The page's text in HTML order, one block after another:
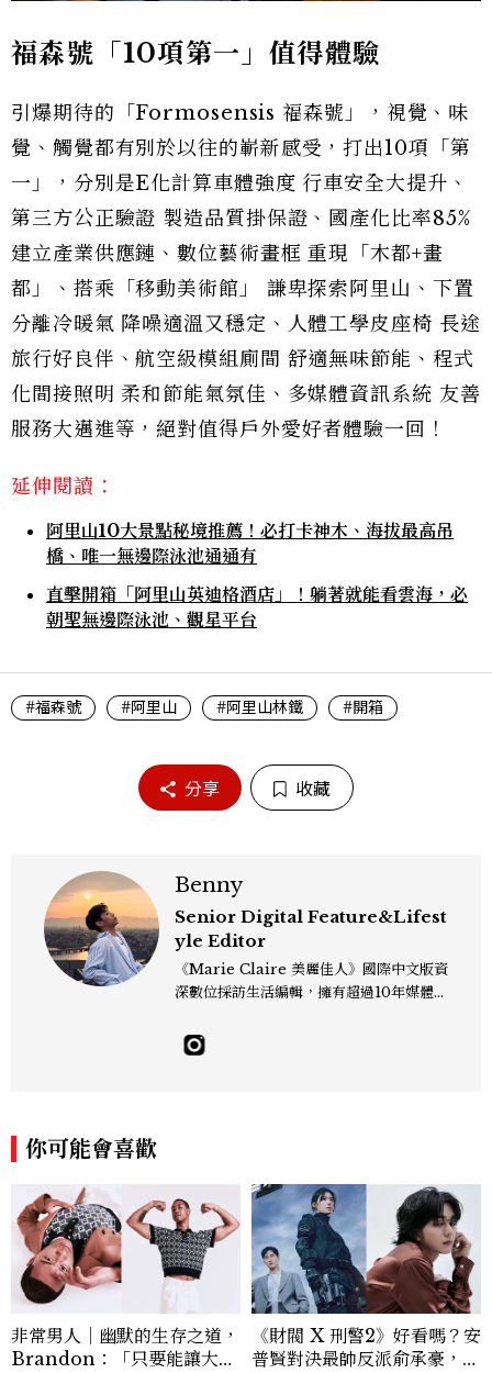
福森號「10項第一」值得體驗
引爆期待的「Formosensis 福森號」，視覺、味
覺、觸覺都有別於以往的嶄新感受，打出10項「第
一」，分別是E化計算車體強度 行車安全大提升、
第三方公正驗證 製造品質掛保證、國產化比率85%
建立產業供應鏈、數位藝術畫框 重現「木都+畫
都」、搭乘「移動美術館」 謙卑探索阿里山、下置
分離冷暖氣 降噪適溫又穩定、人體工學皮座椅 長途
旅行好良伴、航空級模組廁間 舒適無味節能、程式
化間接照明 柔和節能氣氛佳、多媒體資訊系統 友善
服務大邁進等，絕對值得戶外愛好者體驗一回！
延伸閱讀：
阿里山10大景點秘境推薦！必打卡神木、海拔最高吊
橋、唯一無邊際泳池通通有
直擊開箱「阿里山英迪格酒店」！躺著就能看雲海，必
朝聖無邊際泳池、觀星平台
#福森號 #阿里山 #阿里山林鐵 #開箱
分享 收藏
Benny
Senior Digital Feature&Lifest
yle Editor
《Marie Claire 美麗佳人》國際中文版資
深數位採訪生活編輯，擁有超過10年媒體與
飯店、奢華旅宿、旅遊景點、航空等領域，
另涉獵3C家電、居家生活範疇，具備實測
pella、Mandarin Oriental、JOAL
I、Raffles、Banyan Tree、IHG、Ma
rriott等頂級飯店集團。 策劃並執行超過7
0篇深度專題「MC開房間」、260 篇以上
「玩咖懶人包」盤點類文章，致力用專業視
角提供讀者最新話題、兼具風格與實用的高
品質生活旅遊靈感內容。 Contact：ben
ny_yang@mctw.com.tw
你可能會喜歡
非常男人｜幽默的生存之道，
Brandon：「只要能讓大家
《財閥 X 刑警2》好看嗎？安
普賢對決最帥反派俞承豪，鄭